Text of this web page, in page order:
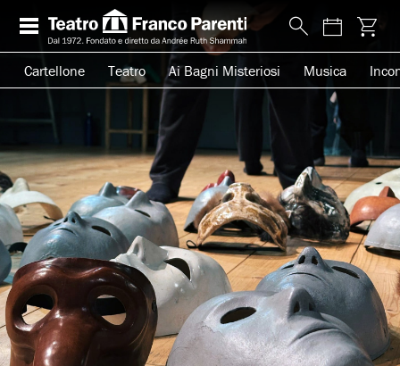
Cartellone Teatro Ai Bagni Misteriosi Musica